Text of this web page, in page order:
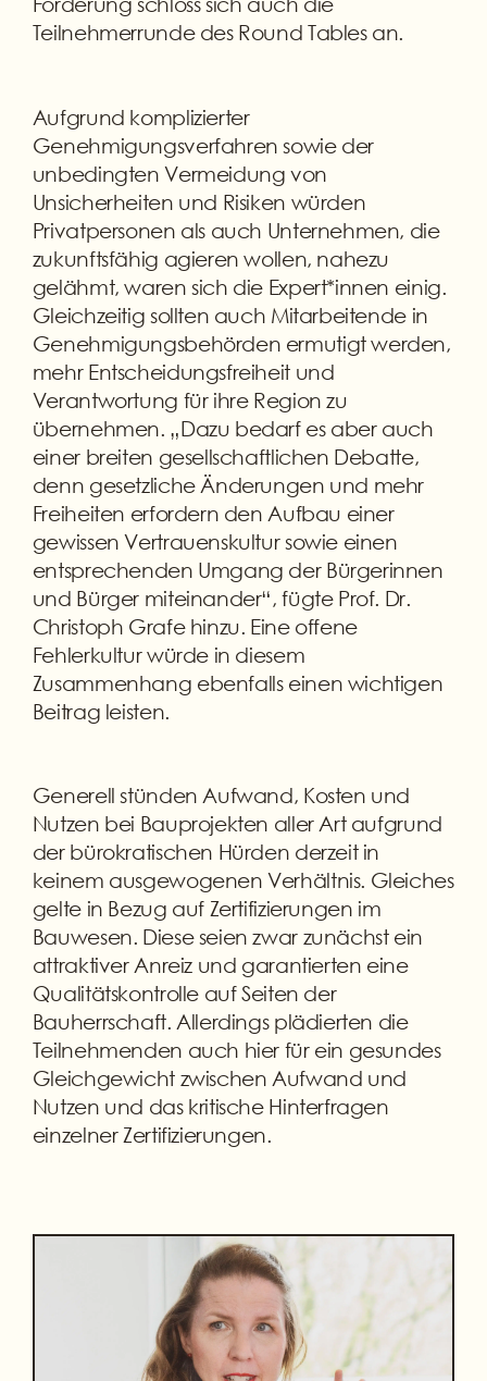
Teilnehmerrunde des Round Tables an.
Aufgrund komplizierter
Genehmigungsverfahren sowie der
unbedingten Vermeidung von
Unsicherheiten und Risiken würden
Privatpersonen als auch Unternehmen, die
zukunftsfähig agieren wollen, nahezu
gelähmt, waren sich die Expert*innen einig.
Gleichzeitig sollten auch Mitarbeitende in
Genehmigungsbehörden ermutigt werden,
mehr Entscheidungsfreiheit und
Verantwortung für ihre Region zu
übernehmen. „Dazu bedarf es aber auch
einer breiten gesellschaftlichen Debatte,
denn gesetzliche Änderungen und mehr
Freiheiten erfordern den Aufbau einer
gewissen Vertrauenskultur sowie einen
entsprechenden Umgang der Bürgerinnen
und Bürger miteinander“, fügte Prof. Dr.
Christoph Grafe hinzu. Eine offene
Fehlerkultur würde in diesem
Zusammenhang ebenfalls einen wichtigen
Beitrag leisten.
Generell stünden Aufwand, Kosten und
Nutzen bei Bauprojekten aller Art aufgrund
der bürokratischen Hürden derzeit in
keinem ausgewogenen Verhältnis. Gleiches
gelte in Bezug auf Zertifizierungen im
Bauwesen. Diese seien zwar zunächst ein
attraktiver Anreiz und garantierten eine
Qualitätskontrolle auf Seiten der
Bauherrschaft. Allerdings plädierten die
Teilnehmenden auch hier für ein gesundes
Gleichgewicht zwischen Aufwand und
Nutzen und das kritische Hinterfragen
einzelner Zertifizierungen.